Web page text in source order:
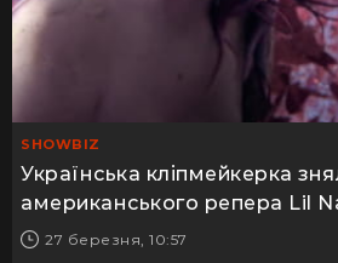
SHOWBIZ
Українська кліпмейкерка
американського репера Lil
27 березня, 10:57